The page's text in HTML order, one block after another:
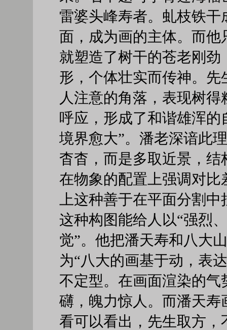
雷婆头峰寿者。虬枝铁干
面，成为画的主体。而他
就塑造了树干的苍老刚劲
形，个体壮实而传神。
人注意的角落，表现树
呼应，形成了和谐雄浑
境界愈大”。潘老深谙此
杳杳，而是多取近景，
在物象的配置上强调对
上这种善于在平面分割
这种构图能给人以“强烈
觉”。他把潘天寿和八大
为“八大的画基于动，表
不定型。在画面渲染的
礴，魄力惊人。而潘天
看可以看出，先生取方